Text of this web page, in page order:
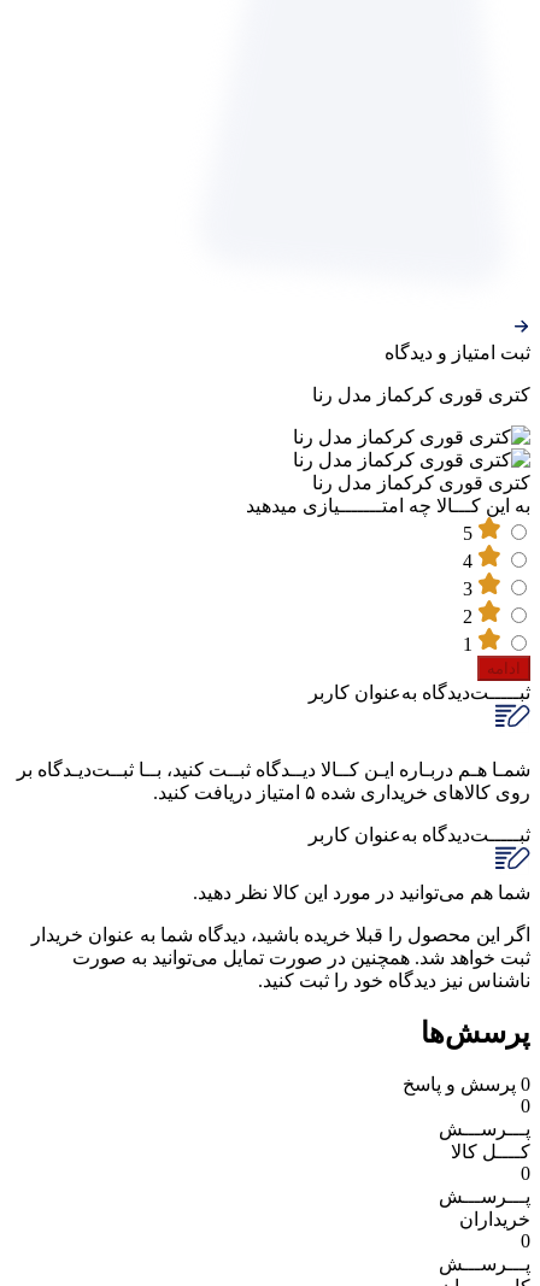
ثبت‌ امتیاز‌ و‌ دیدگاه
کتری قوری کرکماز مدل رنا
کتری قوری کرکماز مدل رنا
به این کـــالا چه امتـــــــیازی میدهید
ادامه
ثبـــــت‌دیدگاه به‌عنوان کاربر
شمـا هـم دربـاره ایـن کــالا دیــدگاه ثبــت کنید، بــا ثبــت‌دیـدگاه بر
روی کالاهای خریداری شده ۵ امتیاز دریافت کنید.
ثبـــــت‌دیدگاه به‌عنوان کاربر
شما هم می‌توانید در مورد این کالا نظر دهید.
اگر این محصول را قبلا خریده باشید، دیدگاه شما به عنوان خریدار
ثبت خواهد شد. همچنین در صورت تمایل می‌توانید به صورت
ناشناس نیز دیدگاه خود را ثبت کنید.
پرسش‌ها
0 پرسش و پاسخ
0
پـــرســـش
کــــل کالا
0
پـــرســـش
خریداران
0
پـــرســـش